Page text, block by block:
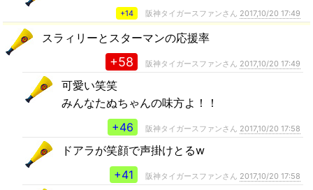
+14 阪神タイガースファンさん 2017,10/20 17:49
スラィリーとスターマンの応援率
+58 阪神タイガースファンさん 2017,10/20 17:49
可愛い笑笑
みんなたぬちゃんの味方よ！！
+46
阪神タイガースファンさん 2017,10/20 17:58
ドアラが笑顔で声掛けとるw
+41
阪神タイガースファンさん 2017,10/20 17:58